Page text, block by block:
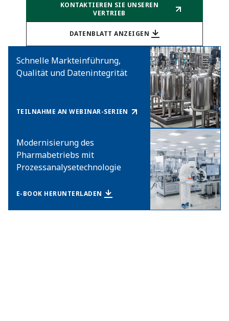
KONTAKTIEREN SIE UNSEREN
VERTRIEB
DATENBLATT ANZEIGEN
Schnelle Markteinführung,
Qualität und Datenintegrität
TEILNAHME AN WEBINAR-SERIEN
Modernisierung des
Pharmabetriebs mit
Prozessanalysetechnologie
E-BOOK HERUNTERLADEN